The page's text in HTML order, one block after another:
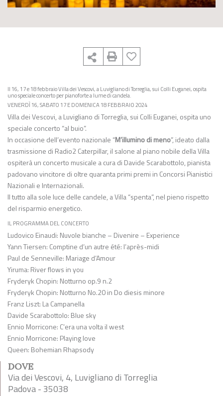
Il 16, 17 e 18 febbraio Villa dei Vescovi, a Luvigliano di Torreglia, sui Colli Euganei, ospita
uno speciale concerto per pianoforte a lume di candela.
VENERDÌ 16, SABATO 17 E DOMENICA 18 FEBBRAIO 2024
Villa dei Vescovi, a Luvigliano di Torreglia, sui Colli Euganei, ospita uno
speciale concerto “al buio”.
In occasione dell’evento nazionale “M’illumino di meno”, ideato dalla
trasmissione di Radio2 Caterpillar, il salone al piano nobile della Villa
ospiterà un concerto musicale a cura di Davide Scarabottolo, pianista
padovano vincitore di oltre quaranta primi premi in Concorsi Pianistici
Nazionali e Internazionali.
Il tutto alla sole luce delle candele, a Villa “spenta”, nel pieno rispetto
del risparmio energetico.
IL PROGRAMMA DEL CONCERTO
Ludovico Einaudi: Nuvole bianche – Divenire – Experience
Yann Tiersen: Comptine d’un autre été: l’après-midi
Paul de Senneville: Mariage d’Amour
Yiruma: River flows in you
Fryderyk Chopin: Notturno op.9 n.2
Fryderyk Chopin: Notturno No.20 in Do diesis minore
Franz Liszt: La Campanella
Davide Scarabottolo: Blue sky
Ennio Morricone: C’era una volta il west
Ennio Morricone: Playing love
Queen: Bohemian Rhapsody
DOVE
Via dei Vescovi, 4, Luvigliano di Torreglia
Padova - 35038